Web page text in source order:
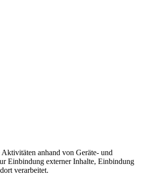
anhand von Geräte- und
Einbindung externer Inhalte, Einbindung
verarbeitet.